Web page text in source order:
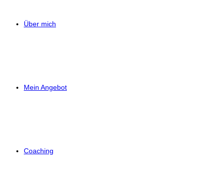
Über mich
Mein Angebot
Coaching